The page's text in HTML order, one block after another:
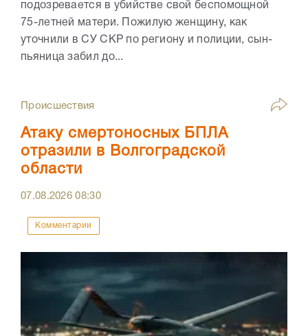
подозревается в убийстве свой беспомощной
75-летней матери. Пожилую женщину, как
уточнили в СУ СКР по региону и полиции, сын-
пьяница забил до...
Происшествия
Атаку смертоносных БПЛА
отразили в Волгоградской
области
07.08.202608:30
Комментарии